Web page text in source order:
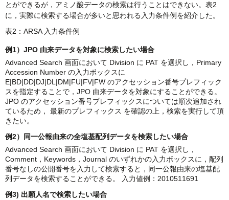
とができるが，アミノ酸データの検索は行うことはできない。表2
に，実際に検索する場合が多いと思われる入力条件例を紹介した。
表2：ARSA 入力条件例
例1）JPO 由来データを対象に検索したい場合
Advanced Search 画面において Division に PAT を選択し，Primary
Accession Number の入力ボックスに
E|BD|DD|DJ|DL|DM|FU|FV|FW のアクセッション番号プレフィック
スを指定することで，JPO 由来データを対象にすることができる。
JPO のアクセッション番号プレフィックスについては順次追加され
ているため， 最新のプレフィックス を確認の上，検索を実行して頂
きたい。
例2）同一公報由来の全塩基配列データを検索したい場合
Advanced Search 画面において Division に PAT を選択し，
Comment，Keywords，Journal のいずれかの入力ボックスに，配列
番号なしの公開番号を入力して検索すると，同一公報由来の塩基配
列データを検索することができる。 入力値例：2010511691
例3) 出願人名で検索したい場合